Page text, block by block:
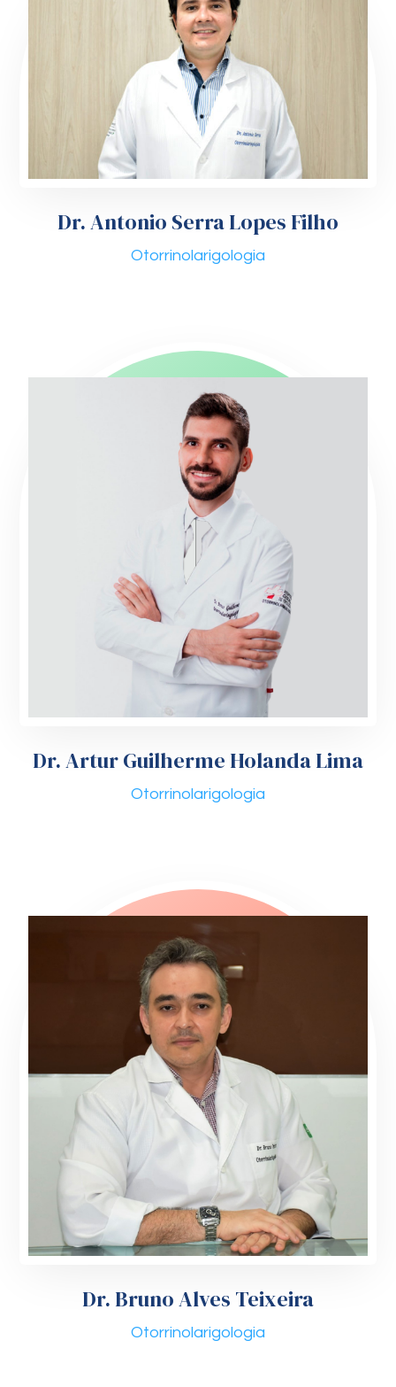
Dr. Antonio Serra Lopes Filho
Otorrinolarigologia
Dr. Artur Guilherme Holanda Lima
Otorrinolarigologia
Dr. Bruno Alves Teixeira
Otorrinolarigologia